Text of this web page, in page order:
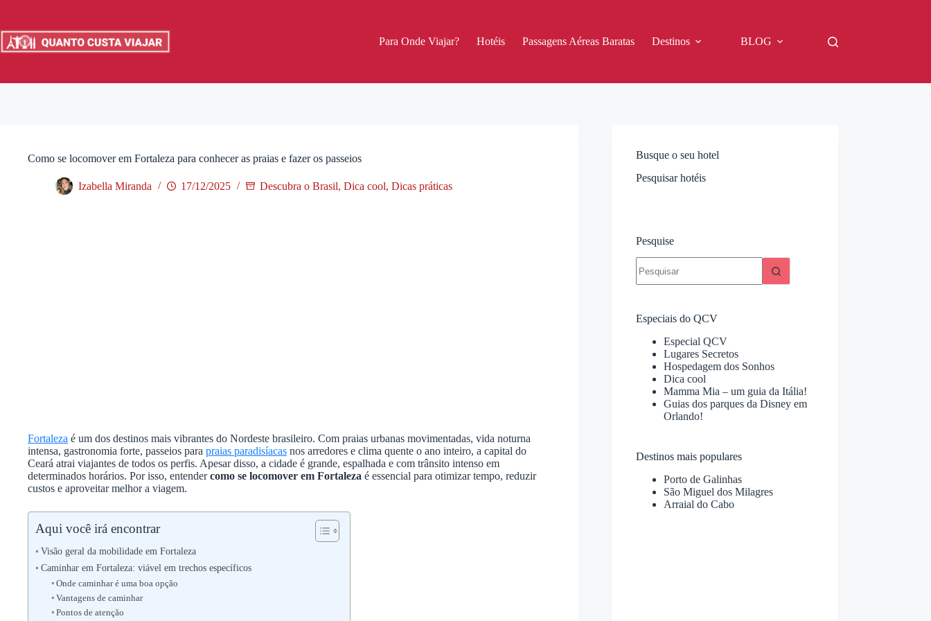
o
conteúdo
Para Onde Viajar? Hotéis Passagens Aéreas Baratas Destinos BLOG
Como se locomover em Fortaleza para conhecer as praias e fazer os passeios
Izabella Miranda 17/12/2025 Descubra o Brasil, Dica cool, Dicas práticas
Fortaleza é um dos destinos mais vibrantes do Nordeste brasileiro. Com praias urbanas movimentadas, vida noturna
intensa, gastronomia forte, passeios para praias paradisíacas nos arredores e clima quente o ano inteiro, a capital do
Ceará atrai viajantes de todos os perfis. Apesar disso, a cidade é grande, espalhada e com trânsito intenso em
determinados horários. Por isso, entendercomo se locomover em Fortaleza é essencial para otimizar tempo, reduzir
custos e aproveitar melhor a viagem.
Aqui você irá encontrar
Visão geral da mobilidade em Fortaleza
Caminhar em Fortaleza: viável em trechos específicos
Onde caminhar é uma boa opção
Vantagens de caminhar
Pontos de atenção
Busque o seu hotel
Pesquisar hotéis
Pesquise
resultados
Especiais do QCV
Especial QCV
Lugares Secretos
Hospedagem dos Sonhos
Dica cool
Mamma Mia – um guia da Itália!
Guias dos parques da Disney em
Orlando!
Destinos mais populares
Porto de Galinhas
São Miguel dos Milagres
Arraial do Cabo